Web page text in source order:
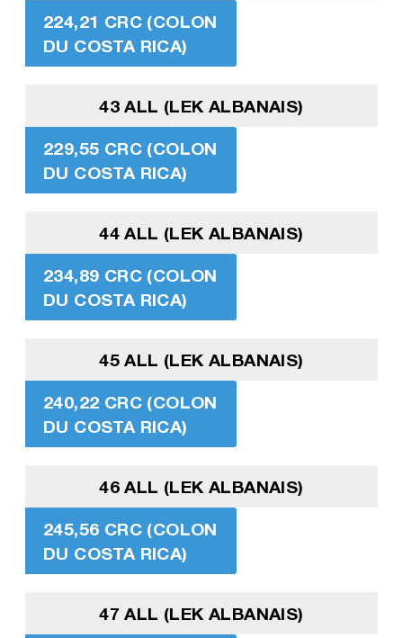
224,21 CRC (COLON
DU COSTA RICA)
43 ALL (LEK ALBANAIS)
229,55 CRC (COLON
DU COSTA RICA)
44 ALL (LEK ALBANAIS)
234,89 CRC (COLON
DU COSTA RICA)
45 ALL (LEK ALBANAIS)
240,22 CRC (COLON
DU COSTA RICA)
46 ALL (LEK ALBANAIS)
245,56 CRC (COLON
DU COSTA RICA)
47 ALL (LEK ALBANAIS)